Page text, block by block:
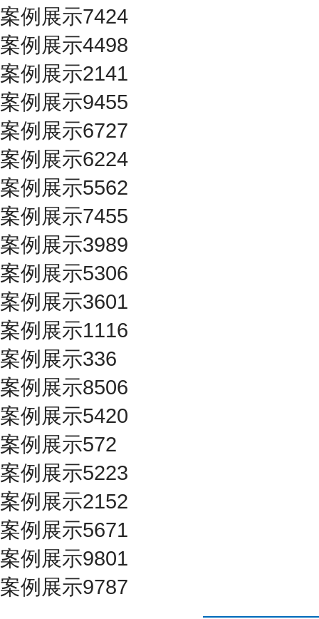
案例展示7424
案例展示4498
案例展示2141
案例展示9455
案例展示6727
案例展示6224
案例展示5562
案例展示7455
案例展示3989
案例展示5306
案例展示3601
案例展示1116
案例展示336
案例展示8506
案例展示5420
案例展示572
案例展示5223
案例展示2152
案例展示5671
案例展示9801
案例展示9787